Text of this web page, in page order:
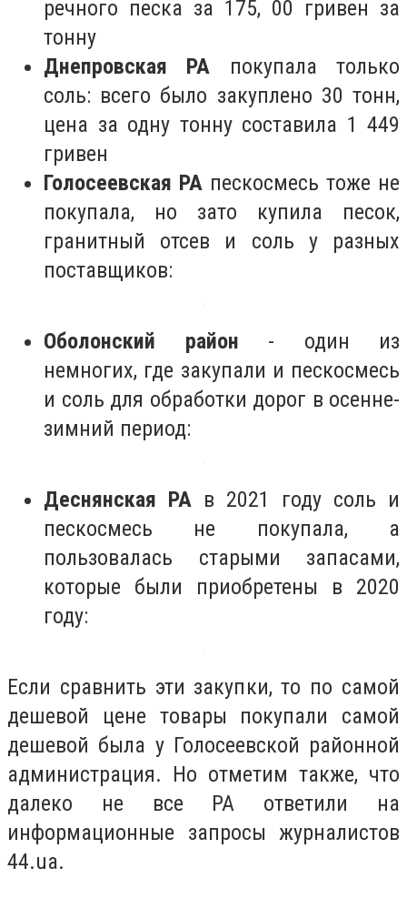
речного песка за 175, 00 гривен за
тонну
Днепровская РА покупала только
соль: всего было закуплено 30 тонн,
цена за одну тонну составила 1 449
гривен
Голосеевская РА пескосмесь тоже не
покупала, но зато купила песок,
гранитный отсев и соль у разных
поставщиков:
Оболонский район - один из
немногих, где закупали и пескосмесь
и соль для обработки дорог в осенне-
зимний период:
Деснянская РА в 2021 году соль и
пескосмесь не покупала, а
пользовалась старыми запасами,
которые были приобретены в 2020
году:
Если сравнить эти закупки, то по самой
дешевой цене товары покупали самой
дешевой была у Голосеевской районной
администрация. Но отметим также, что
далеко не все РА ответили на
информационные запросы журналистов
44.ua.